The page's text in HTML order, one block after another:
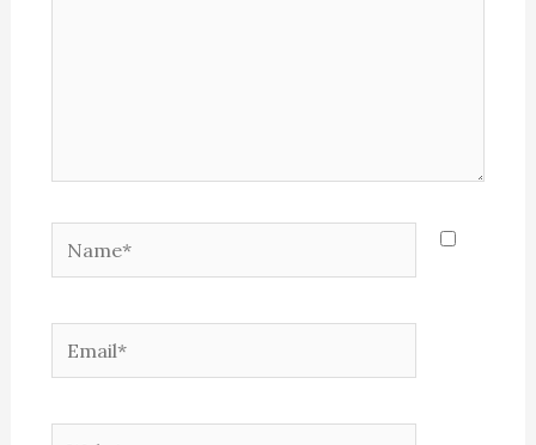
Name*
Email*
Website